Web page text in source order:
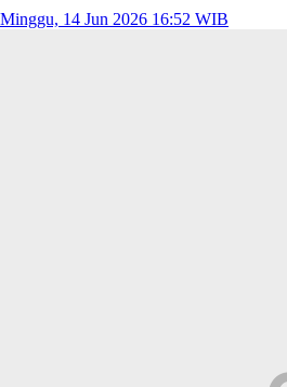
Minggu, 14 Jun 2026 16:52 WIB